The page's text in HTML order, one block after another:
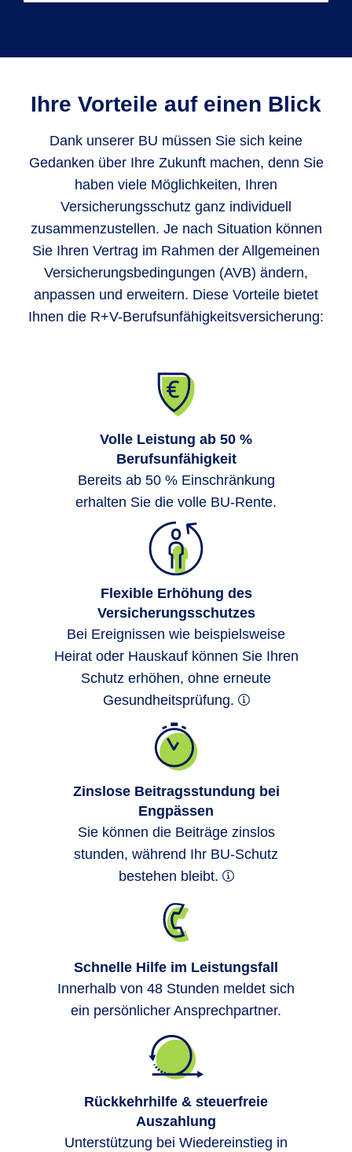
zumindest zeitweise berufsunfähig.*
Psychische Leiden
gehören zu den
Nervenkrankheiten und zählen zu den
häufigsten Ursachen. Dazu gehören
Depressionen, Belastungsstörungen,
Ängste und Neurosen
. An zweiter Stelle
stehen Erkrankungen des Skelett- und
Bewegungsapparates
. Beide Ursachen
können die Tätigkeit stark einschränken
und machen die gewohnte Arbeit oft
Quelle: R+V Versicherung, Anteil der Berufe der BU-
BU betrifft alle Berufe
Das Risiko konzentriert sichnicht nur auf
Berufe mit hoher körperlicher
Belastung. Auchklassische
Schreibtischberufesind betroffen.
Langer Bildschirmkontakt, monotone
Haltung und fehlende Bewegung
belasten den Rücken.Hoher Zeitdruck
und ständige Erreichbarkeiterhöhen
die psychische Last. So entsteht
Berufsunfähigkeit quer durch viele
Branchen und Altersgruppen.
Berufsunfähigkeitsversicherung an. Wir
zahlen die vereinbarte
Berufsunfähigkeitsrente monatlich, wenn
Ihre Tätigkeit aus gesundheitlichen
Gründen nicht mehr möglich ist. So haben
zu halten und die Zeit ohne Gehalt zu
etwas nie passieren kann, was zu einer
Schätzungen der Deutschen
Arbeitnehmer (ungefähr 25 %) im Laufe
seines Berufslebens berufsunfähig.
Ihre Vorteile auf einen Blick
Dank unserer BU müssen Sie sich keine
Gedanken über Ihre Zukunft machen, denn Sie
haben viele Möglichkeiten, Ihren
Versicherungsschutz ganz individuell
zusammenzustellen. Je nach Situation können
Sie Ihren Vertrag im Rahmen der Allgemeinen
Versicherungsbedingungen (AVB) ändern,
anpassen und erweitern. Diese Vorteile bietet
Ihnen die R+V-Berufsunfähigkeitsversicherung:
Volle Leistung ab 50 %
Berufsunfähigkeit
Bereits ab 50 % Einschränkung
erhalten Sie die volle BU-Rente.
Flexible Erhöhung des
Versicherungsschutzes
Bei Ereignissen wie beispielsweise
Heirat oder Hauskauf können Sie Ihren
Schutz erhöhen, ohne erneute
Gesundheitsprüfung.
Zinslose Beitragsstundung bei
Engpässen
Sie können die Beiträge zinslos
stunden, während Ihr BU-Schutz
bestehen bleibt.
Schnelle Hilfe im Leistungsfall
Innerhalb von 48 Stunden meldet sich
ein persönlicher Ansprechpartner.
Rückkehrhilfe & steuerfreie
Auszahlung
Unterstützung bei Wiedereinstieg in